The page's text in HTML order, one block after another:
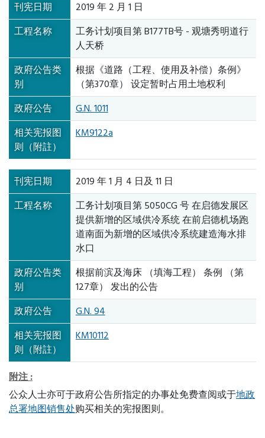
刊宪日期
2019 年 2 月 1 日
工程名称
工务计划项目第 B177TB号 - 观塘秀明道行
人天桥
政府公告类
别
根据《道路（工程、使用及补偿）条例》
（第370章） 设定暂时占用土地权利
政府公告
G.N. 1011
相关宪报图
则（附註）
KM9122a
刊宪日期
2019 年 1 月 4 日及 11 日
工程名称
工务计划项目第 5050CG 号 在启德发展区
提供新增的区域供冷系统 在前启德机场跑
道南面为新增的区域供冷系统建造海水排
水口
政府公告类
别
根据前滨及海床 （填海工程） 条例 （第
127章） 发出的公告
政府公告
G.N. 94
相关宪报图
则（附註）
KM10112
附注 :
公众人士亦可于政府公告所指定的办事处免费查阅或于地政
总署地图销售处购买相关的宪报图则。